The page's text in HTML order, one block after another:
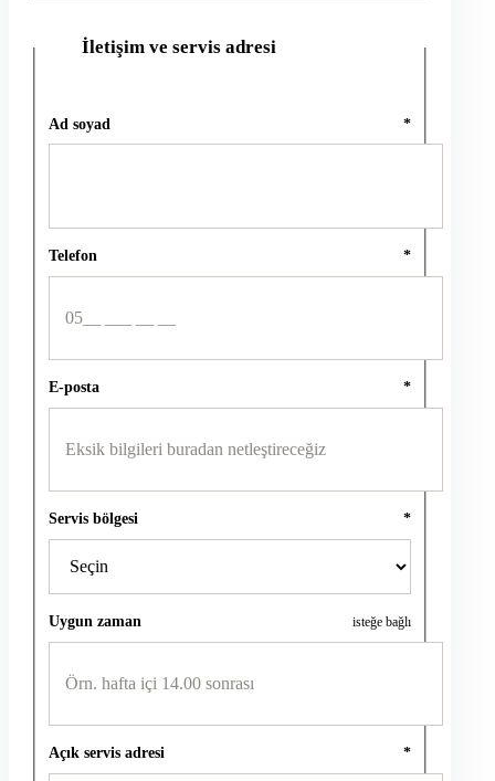
İletişim ve servis adresi
Ad soyad *
Telefon *
E-posta *
Servis bölgesi *
Uygun zaman isteğe bağlı
Açık servis adresi *